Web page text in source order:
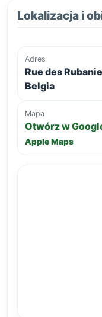
Lokalizacja i
Adres
Rue des
Belgia
Mapa
Otwórz w
Apple Maps